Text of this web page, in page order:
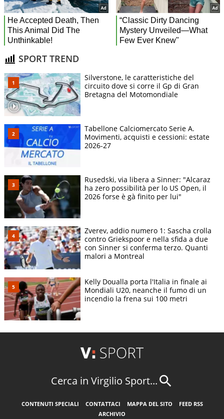
SPORT TREND
Silverstone, le caratteristiche del
circuito dove si corre il Gp di Gran
Bretagna del Motomondiale
Tabellone Calciomercato Serie A.
Movimenti, acquisti e cessioni: estate
2026-27
Rusedski, via libera a Sinner: "Alcaraz
ha zero possibilità per lo US Open, il
2026 forse è gà finito per lui"
Zverev, addio numero 1: Sascha crolla
contro Griekspoor e nella sfida a due
con Sinner si conferma terzo. Quanti
malori a Montreal
Kelly Doualla porta l'Italia in finale ai
Mondiali U20, neanche il fumo di un
incendio la frena sui 100 metri
Cerca in Virgilio Sport...
CONTENUTI SPECIALI CONTATTACI MAPPA DEL SITO
FEED RSS
ARCHIVIO